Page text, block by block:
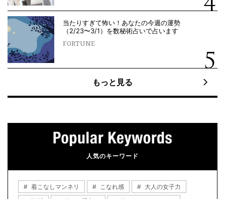
当たりすぎて怖い！あなたの今週の運勢
（2/23〜3/1）を数秘術占いで占います
FORTUNE
もっと見る
人気のキーワード
着こなしマンネリ こなれ感
大人の女子力